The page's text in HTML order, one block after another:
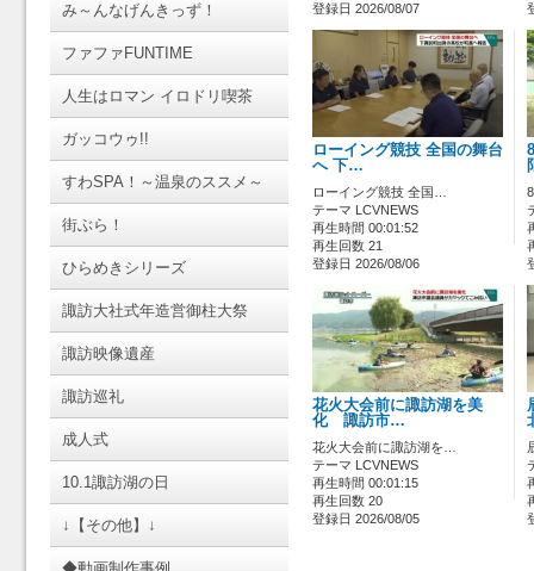
み～んなげんきっず！
ファファFUNTIME
人生はロマン イロドリ喫茶
ガッコウゥ!!
すわSPA！～温泉のススメ～
街ぶら！
ひらめきシリーズ
諏訪大社式年造営御柱大祭
諏訪映像遺産
諏訪巡礼
成人式
10.1諏訪湖の日
↓【その他】↓
登録日 2026/08/07
ローイング競技 全国の舞台
へ 下…
ローイング競技 全国…
テーマ LCVNEWS
再生時間 00:01:52
再生回数 21
登録日 2026/08/06
花火大会前に諏訪湖を美
化 諏訪市…
花火大会前に諏訪湖を…
テーマ LCVNEWS
再生時間 00:01:15
再生回数 20
登録日 2026/08/05